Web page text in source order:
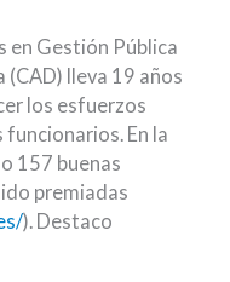
en Gestión Pública
lleva 19 años
los esfuerzos
En la
157 buenas
premiadas
). Destaco